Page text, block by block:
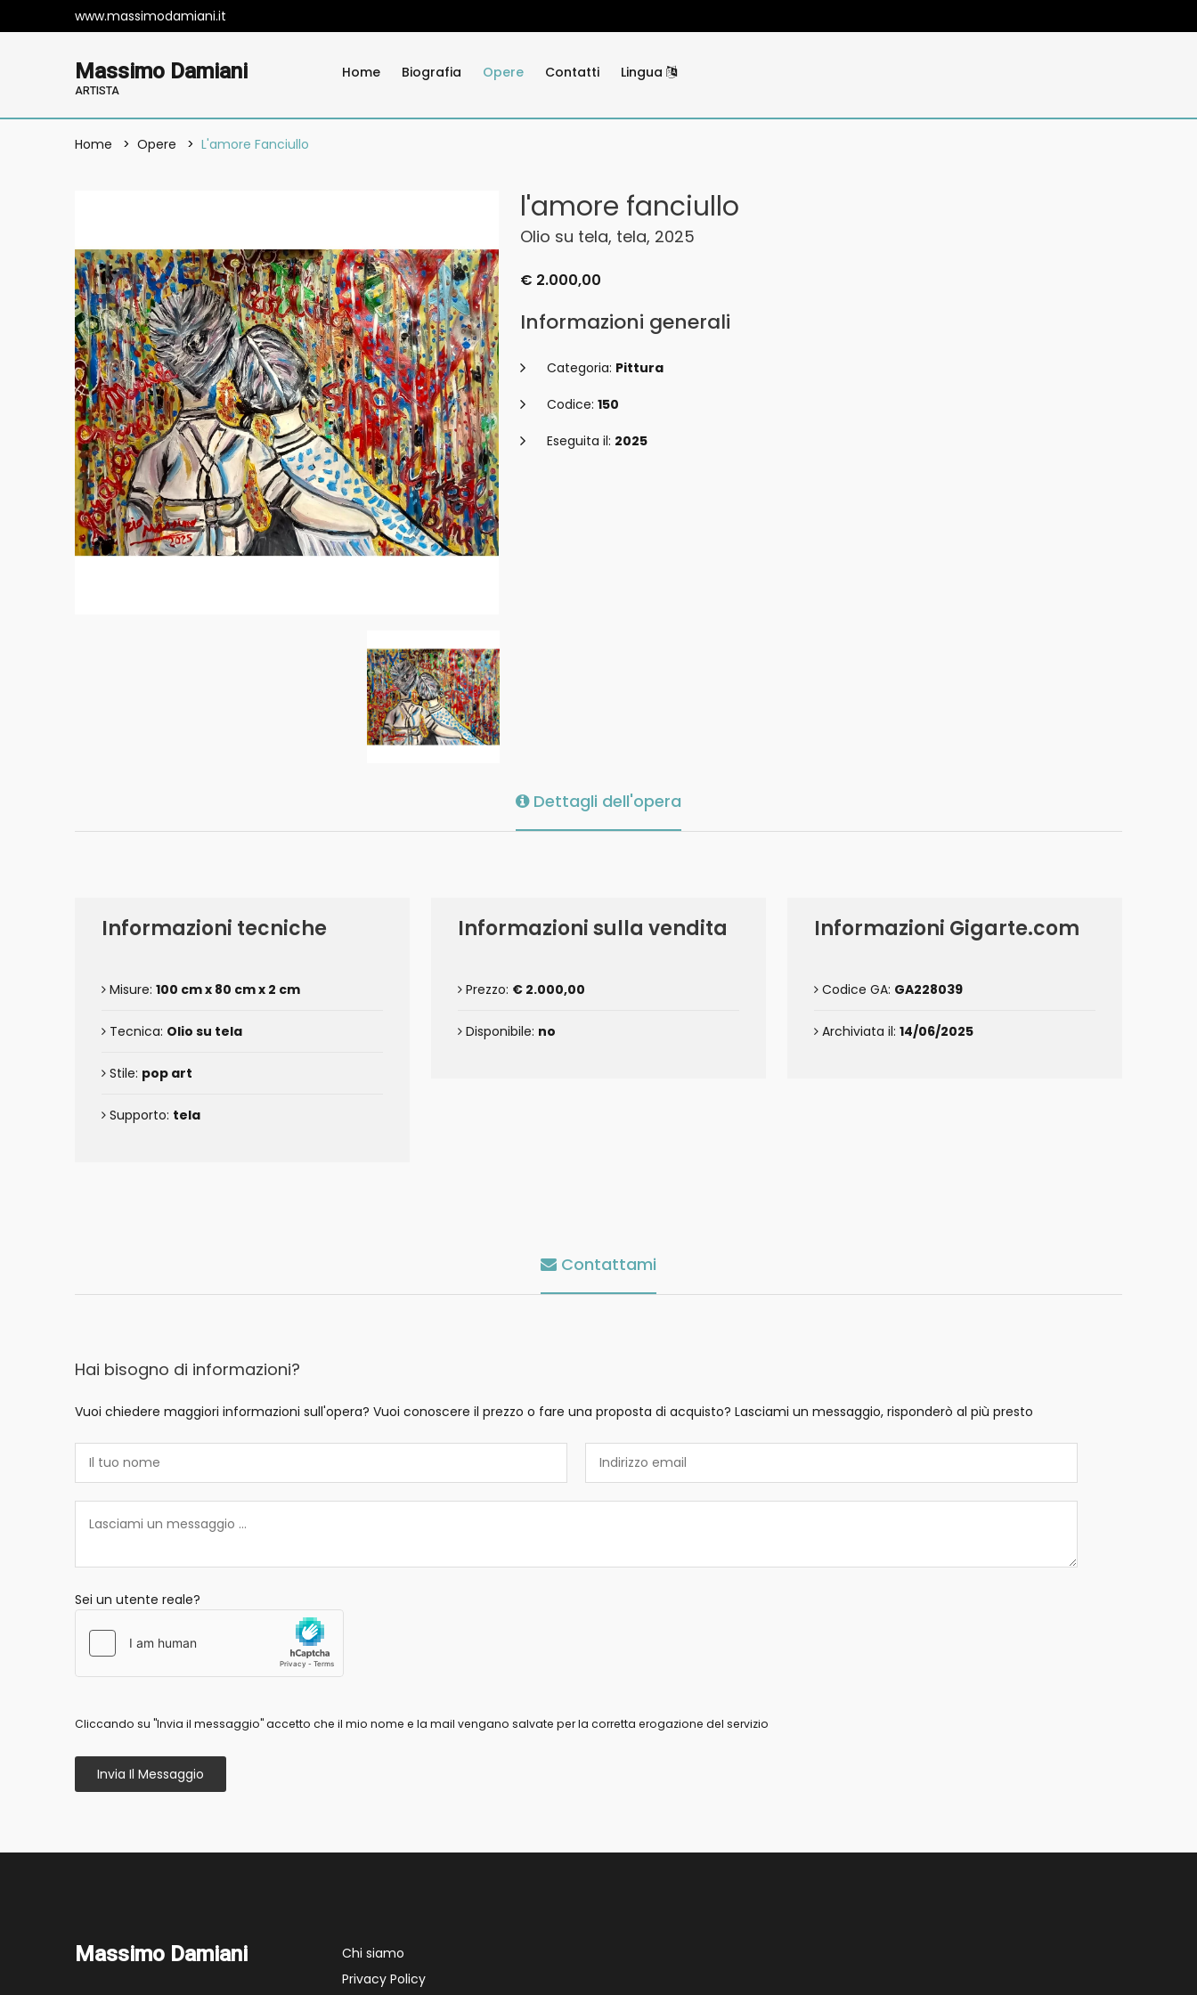
www.massimodamiani.it
Massimo Damiani
ARTISTA
Home Biografia Opere Contatti Lingua
Home Opere L'amore Fanciullo
l'amore fanciullo
Olio su tela, tela, 2025
€ 2.000,00
Informazioni generali
Categoria: Pittura
Codice: 150
Eseguita il: 2025
Dettagli dell'opera
Informazioni tecniche
Misure: 100 cm x 80 cm x 2 cm
Tecnica: Olio su tela
Stile: pop art
Supporto: tela
Informazioni sulla vendita
Prezzo: € 2.000,00
Disponibile: no
Informazioni Gigarte.com
Codice GA: GA228039
Archiviata il: 14/06/2025
Contattami
Hai bisogno di informazioni?
Vuoi chiedere maggiori informazioni sull'opera? Vuoi conoscere il prezzo o fare una proposta di acquisto? Lasciami un messaggio, risponderò al più presto
Sei un utente reale?
Cliccando su "Invia il messaggio" accetto che il mio nome e la mail vengano salvate per la corretta erogazione del servizio
Invia Il Messaggio
Massimo Damiani
Chi siamo
Privacy Policy